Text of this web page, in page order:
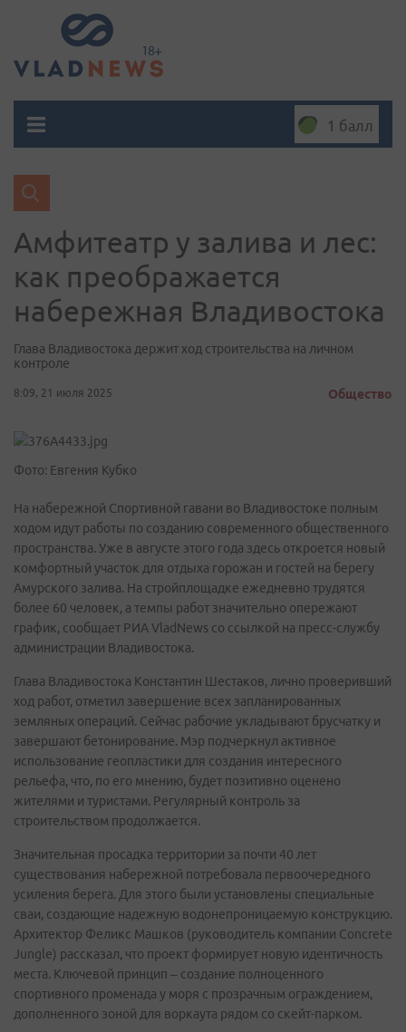
1 балл
Амфитеатр у залива и лес:
как преображается
набережная Владивостока
Глава Владивостока держит ход строительства на личном
контроле
8:09, 21 июля 2025 Общество
Фото: Евгения Кубко
На набережной Спортивной гавани во Владивостоке полным
ходом идут работы по созданию современного общественного
пространства. Уже в августе этого года здесь откроется новый
комфортный участок для отдыха горожан и гостей на берегу
Амурского залива. На стройплощадке ежедневно трудятся
более 60 человек, а темпы работ значительно опережают
график, сообщает РИА VladNews со ссылкой на пресс-службу
администрации Владивостока.
Глава Владивостока Константин Шестаков, лично проверивший
ход работ, отметил завершение всех запланированных
земляных операций. Сейчас рабочие укладывают брусчатку и
завершают бетонирование. Мэр подчеркнул активное
использование геопластики для создания интересного
рельефа, что, по его мнению, будет позитивно оценено
жителями и туристами. Регулярный контроль за
строительством продолжается.
Значительная просадка территории за почти 40 лет
существования набережной потребовала первоочередного
усиления берега. Для этого были установлены специальные
сваи, создающие надежную водонепроницаемую конструкцию.
Архитектор Феликс Машков (руководитель компании Concrete
Jungle) рассказал, что проект формирует новую идентичность
места. Ключевой принцип – создание полноценного
спортивного променада у моря с прозрачным ограждением,
дополненного зоной для воркаута рядом со скейт-парком.